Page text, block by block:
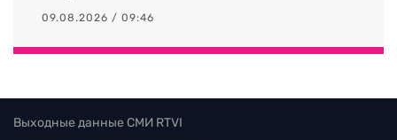
09.08.2026 / 09:46
Выходные данные СМИ RTVI